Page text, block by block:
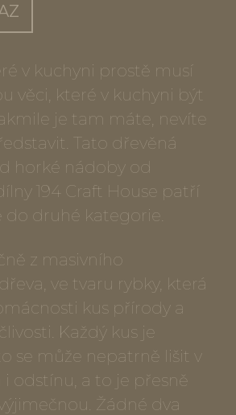
v kuchyni prostě musí
věci, které v kuchyni být
je tam máte, nevíte
Tato dřevěná
horké nádoby od
194 Craft House patří
druhé kategorie.
z masivního
ve tvaru rybky, která
kus přírody a
Každý kus je
se může nepatrně lišit v
i odstínu, a to je přesně
Žádné dva